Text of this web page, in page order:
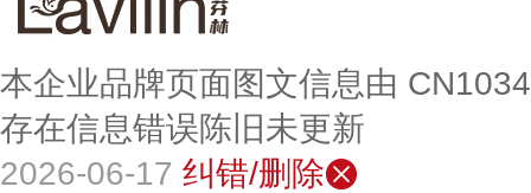
本企业品牌页面图文信息由
存在信息错误陈旧未更新
2026-06-17 纠错/删除